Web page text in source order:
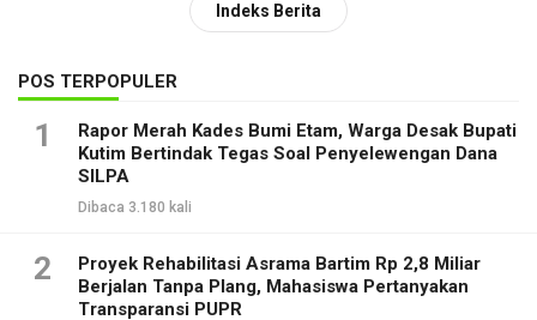
Indeks Berita
POS TERPOPULER
1
Rapor Merah Kades Bumi Etam, Warga Desak Bupati
Kutim Bertindak Tegas Soal Penyelewengan Dana
SILPA
Dibaca 3.180 kali
2
Proyek Rehabilitasi Asrama Bartim Rp 2,8 Miliar
Berjalan Tanpa Plang, Mahasiswa Pertanyakan
Transparansi PUPR